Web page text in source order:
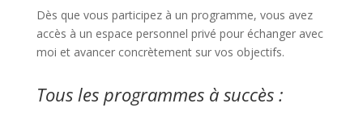
Dès que vous participez à un programme, vous avez
accès à un espace personnel privé pour échanger avec
moi et avancer concrètement sur vos objectifs.
Tous les programmes à succès :